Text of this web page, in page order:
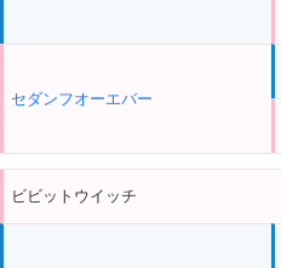
セダンフオーエバー
ビビットウイッチ